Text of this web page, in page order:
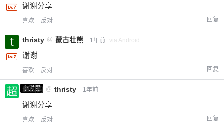
谢谢分享
喜欢 反对 回复
thristy @ 蒙古壮熊 1年前 via Android
谢谢
喜欢 反对 回复
小黑屋
超凶的 @ thristy 1年前
谢谢分享
喜欢 反对 回复